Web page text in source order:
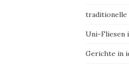
traditionelle
Uni-Fliesen
Gerichte in